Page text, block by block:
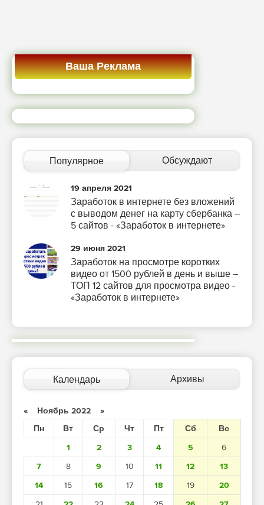
Ваша Реклама
Популярное Обсуждают
19 апреля 2021
Заработок в интернете без вложений
с выводом денег на карту сбербанка –
5 сайтов - «Заработок в интернете»
29 июня 2021
Заработок на просмотре коротких
видео от 1500 рублей в день и выше –
ТОП 12 сайтов для просмотра видео -
«Заработок в интернете»
Календарь Архивы
« Ноябрь 2022 »
Пн
Вт Ср Чт Пт Сб
Вс
1
2 3 4 5
6
7
8 9 10 11 12
13
14
15 16 17 18 19
20